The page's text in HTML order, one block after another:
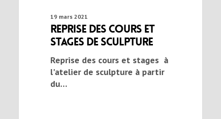
19 mars 2021
Reprise des cours et
stages de sculpture
Reprise des cours et stages à
l'atelier de sculpture à partir
du…